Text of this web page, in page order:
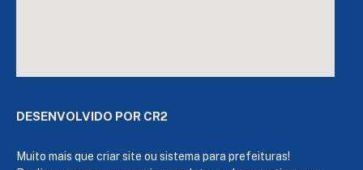
DESENVOLVIDO POR CR2
Muito mais que criar site ou sistema para prefeituras!